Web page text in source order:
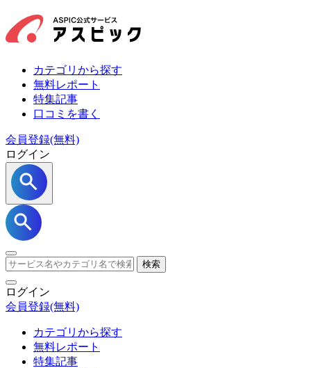
カテゴリから探す
無料レポート
特集記事
口コミを書く
会員登録(無料)
ログイン
検索
ログイン
会員登録(無料)
カテゴリから探す
無料レポート
特集記事